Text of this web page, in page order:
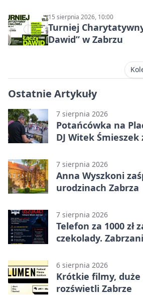
15 sierpnia 2026, 10:00
Turniej
Dawid” w Zabrzu
Ostatnie Artykuły
7 sierpnia 2026
Potańcówka na
DJ Witek Śmieszek
7 sierpnia 2026
Anna Wyszkoni
urodzinach Zabrza
7 sierpnia 2026
Telefon za 1000 zł
czekolady.
6 sierpnia 2026
Krótkie filmy, duże
rozświetli Zabrze